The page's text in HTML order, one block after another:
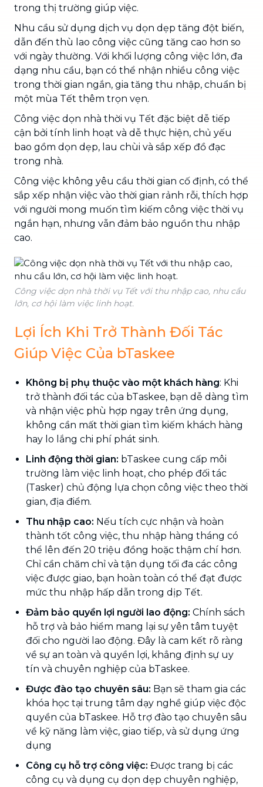
trong thị trường giúp việc.
Nhu cầu sử dụng dịch vụ dọn dẹp tăng đột biến,
dẫn đến thù lao công việc cũng tăng cao hơn so
với ngày thường. Với khối lượng công việc lớn, đa
dạng nhu cầu, bạn có thể nhận nhiều công việc
trong thời gian ngắn, gia tăng thu nhập, chuẩn bị
một mùa Tết thêm trọn vẹn.
Công việc dọn nhà thời vụ Tết đặc biệt dễ tiếp
cận bởi tính linh hoạt và dễ thực hiện, chủ yếu
bao gồm dọn dẹp, lau chùi và sắp xếp đồ đạc
trong nhà.
Công việc không yêu cầu thời gian cố định, có thể
sắp xếp nhận việc vào thời gian rảnh rỗi, thích hợp
với người mong muốn tìm kiếm công việc thời vụ
ngắn hạn, nhưng vẫn đảm bảo nguồn thu nhập
cao.
Công việc dọn nhà thời vụ Tết với thu nhập cao, nhu cầu
lớn, cơ hội làm việc linh hoạt.
Lợi Ích Khi Trở Thành Đối Tác
Giúp Việc Của bTaskee
Không bị phụ thuộc vào một khách hàng: Khi
trở thành đối tác của bTaskee, bạn dễ dàng tìm
và nhận việc phù hợp ngay trên ứng dụng,
không cần mất thời gian tìm kiếm khách hàng
hay lo lắng chi phí phát sinh.
Linh động thời gian: bTaskee cung cấp môi
trường làm việc linh hoạt, cho phép đối tác
(Tasker) chủ động lựa chọn công việc theo thời
gian, địa điểm.
Thu nhập cao: Nếu tích cực nhận và hoàn
thành tốt công việc, thu nhập hàng tháng có
thể lên đến 20 triệu đồng hoặc thậm chí hơn.
Chỉ cần chăm chỉ và tận dụng tối đa các công
việc được giao, bạn hoàn toàn có thể đạt được
mức thu nhập hấp dẫn trong dịp Tết.
Đảm bảo quyền lợi người lao động: Chính sách
hỗ trợ và bảo hiểm mang lại sự yên tâm tuyệt
đối cho người lao động. Đây là cam kết rõ ràng
về sự an toàn và quyền lợi, khẳng định sự uy
tín và chuyên nghiệp của bTaskee.
Được đào tạo chuyên sâu: Bạn sẽ tham gia các
khóa học tại trung tâm dạy nghề giúp việc độc
quyền của bTaskee. Hỗ trợ đào tạo chuyên sâu
về kỹ năng làm việc, giao tiếp, và sử dụng ứng
dụng
Công cụ hỗ trợ công việc: Được trang bị các
công cụ và dụng cụ dọn dẹp chuyên nghiệp,